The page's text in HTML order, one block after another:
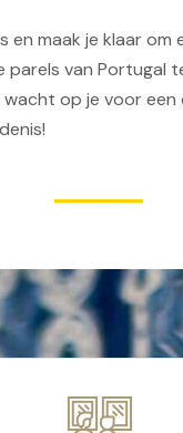
en maak je klaar om
van Portugal
wacht op je voor een